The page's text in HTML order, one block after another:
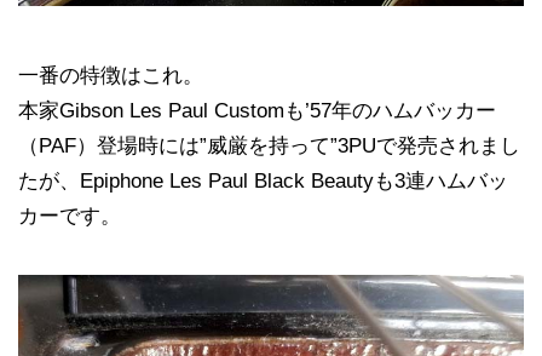
一番の特徴はこれ。
本家Gibson Les Paul Customも’57年のハムバッカー
（PAF）登場時には”威厳を持って”3PUで発売されまし
たが、Epiphone Les Paul Black Beautyも3連ハムバッ
カーです。